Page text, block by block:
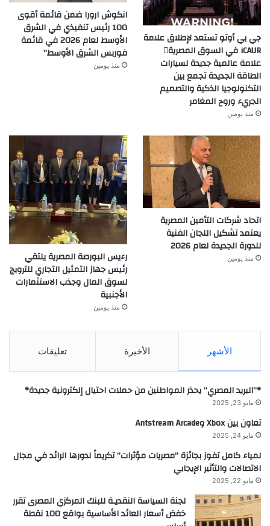
جي بي أوتو تستعد لإطلاق علامة
iCAUR في السوق المصرية
علامة عالمية جديدة لسيارات
الطاقة الجديدة تجمع بين
التكنولوجيا الذكية والتصميم
الجريء وروح المغامر
منذ يومين
انكوش ارورا ضمن قائمة أقوى
100 رئيس تنفيذي في الشرق
الأوسط لعام 2026 في قائمة
فوربس الشرق الأوسط”
منذ يومين
اتحاد شركات التأمين المصرية
يعتمد تشكيل اللجان الفنية
للدورة الجديدة لعام 2026
منذ يومين
رءيس البورصة المصرية يلتقي
رئيس جهاز التمثيل التجاري للترويج
لسوق المال وجذب الاستثمارات
الأجنبية
منذ يومين
الأشهر الأخيرة تعليقات
*”البريد المصري” يحذر المواطنين من حملات احتيال إلكترونية جديدة*
مايو 23, 2025
تعاون بين Xbox وAntstream Arcade
مايو 24, 2025
لمياء كامل تفوز بجائزة “مصريات مؤثرات” تكريماً لدورها الرائد في مجال
الاتصالات والتأثير الإيجابي
مايو 22, 2025
لجنة السياسة النقديـة للبنك المركزي المصرى تقرر
خفض أسعار العائد الأساسية بواقع 100 نقطة